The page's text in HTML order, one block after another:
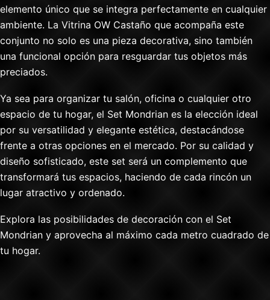
elemento único que se integra perfectamente en cualquier
ambiente. La Vitrina OW Castaño que acompaña este
conjunto no solo es una pieza decorativa, sino también
una funcional opción para resguardar tus objetos más
preciados.
Ya sea para organizar tu salón, oficina o cualquier otro
espacio de tu hogar, el Set Mondrian es la elección ideal
por su versatilidad y elegante estética, destacándose
frente a otras opciones en el mercado. Por su calidad y
diseño sofisticado, este set será un complemento que
transformará tus espacios, haciendo de cada rincón un
lugar atractivo y ordenado.
Explora las posibilidades de decoración con el Set
Mondrian y aprovecha al máximo cada metro cuadrado de
tu hogar.